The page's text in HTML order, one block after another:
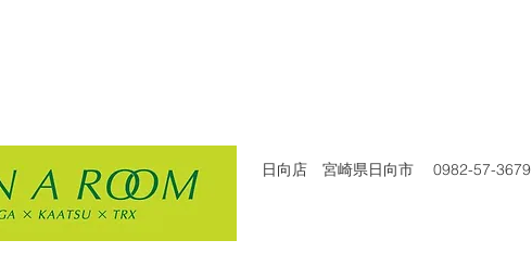
日向店 宮崎県日向市 0982-57-3679